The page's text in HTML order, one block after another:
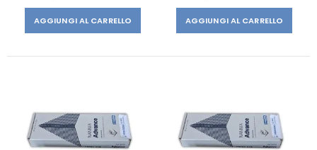
AGGIUNGI AL CARRELLO AGGIUNGI AL CARRELLO